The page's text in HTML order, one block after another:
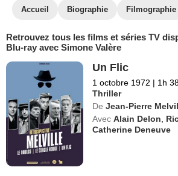
Accueil Biographie Filmographie
Retrouvez tous les films et séries TV
Blu-ray avec Simone Valère
Un Flic
1 octobre 1972 | 1h
Thriller
De Jean-Pierre
Avec Alain Delon
Catherine Deneuve